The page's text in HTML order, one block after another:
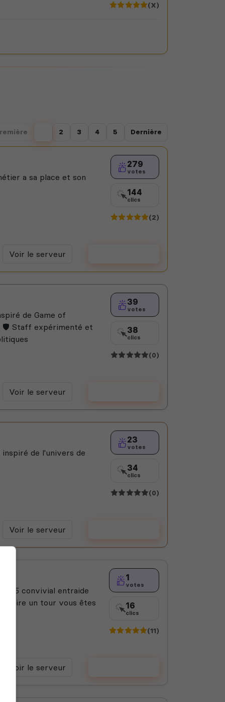
(X)
2 3 4 5 Dernière
a sa place et son
279
votes
144
clics
(2)
Voir le serveur
de Game of
🛡️ Staff expérimenté et
39
votes
38
clics
(0)
Voir le serveur
inspiré de l'univers de
23
votes
34
clics
(0)
Voir le serveur
ps5 convivial entraide
faire un tour vous êtes
1
votes
16
clics
(11)
Voir le serveur